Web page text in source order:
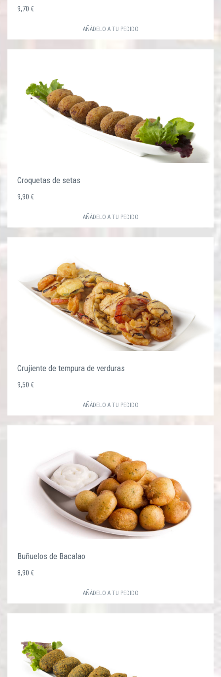
9,70 €
AÑÁDELO A TU PEDIDO
Croquetas de setas
9,90 €
AÑÁDELO A TU PEDIDO
Crujiente de tempura de verduras
9,50 €
AÑÁDELO A TU PEDIDO
Buñuelos de Bacalao
8,90 €
AÑÁDELO A TU PEDIDO